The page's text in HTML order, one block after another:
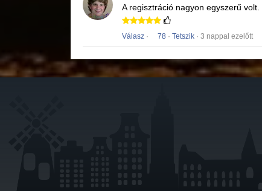
A regisztráció nagyon egyszerű volt.
Válasz · 78 · Tetszik · 3 nappal ezelőtt